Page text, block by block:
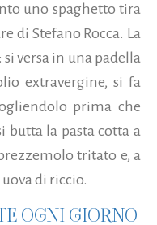
uno spaghetto tira
di Stefano Rocca. La
versa in una padella
extravergine, si fa
prima che
la pasta cotta a
tritato e, a
di riccio.
OGNI GIORNO